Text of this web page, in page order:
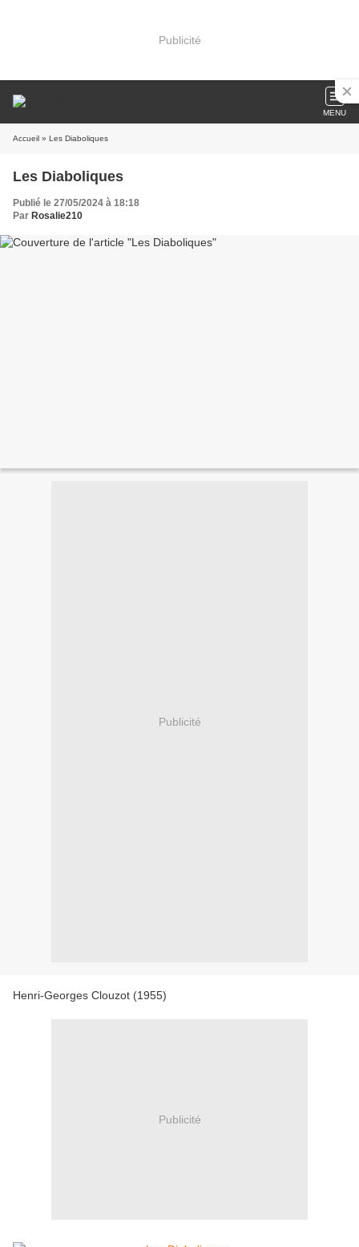
Publicité
MENU
Accueil » Les Diaboliques
Les Diaboliques
Publié le 27/05/2024 à 18:18
Par Rosalie210
Publicité
Henri-Georges Clouzot (1955)
Publicité